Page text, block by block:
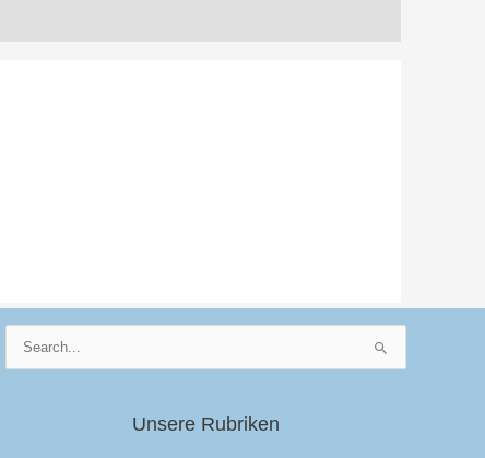
Unsere Rubriken